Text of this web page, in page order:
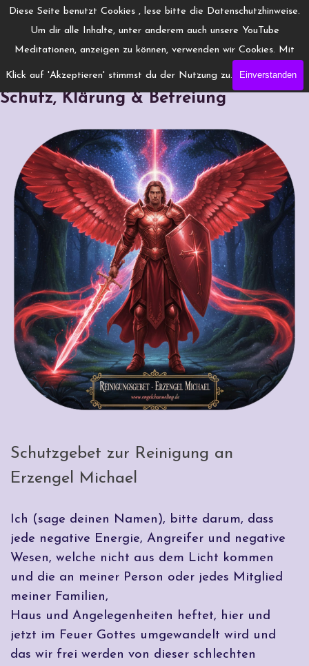
Diese Seite benutzt Cookies , lese bitte die Datenschutzhinweise.
Um dir alle Inhalte, unter anderem auch unsere YouTube
Meditationen, anzeigen zu können, verwenden wir Cookies. Mit
Klick auf 'Akzeptieren' stimmst du der Nutzung zu. Einverstanden
Direkt zum Seiteninhalt
www.Engelchanneling.de
Menü überspringen
Reinigungsgebet Erzengel Michael:
Schutz, Klärung & Befreiung
Schutzgebet zur Reinigung an
Erzengel Michael
Ich (sage deinen Namen), bitte darum, dass
jede negative Energie, Angreifer und negative
Wesen, welche nicht aus dem Licht kommen
und die an meiner Person oder jedes Mitglied
meiner Familien,
Haus und Angelegenheiten heftet, hier und
jetzt im Feuer Gottes umgewandelt wird und
das wir frei werden von dieser schlechten